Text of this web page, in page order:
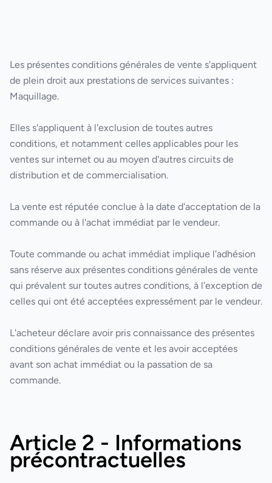
Les présentes conditions générales de vente s'appliquent
de plein droit aux prestations de services suivantes :
Maquillage.
Elles s'appliquent à l'exclusion de toutes autres
conditions, et notamment celles applicables pour les
ventes sur internet ou au moyen d'autres circuits de
distribution et de commercialisation.
La vente est réputée conclue à la date d'acceptation de la
commande ou à l'achat immédiat par le vendeur.
Toute commande ou achat immédiat implique l'adhésion
sans réserve aux présentes conditions générales de vente
qui prévalent sur toutes autres conditions, à l'exception de
celles qui ont été acceptées expressément par le vendeur.
L'acheteur déclare avoir pris connaissance des présentes
conditions générales de vente et les avoir acceptées
avant son achat immédiat ou la passation de sa
commande.
Article 2 - Informations
précontractuelles